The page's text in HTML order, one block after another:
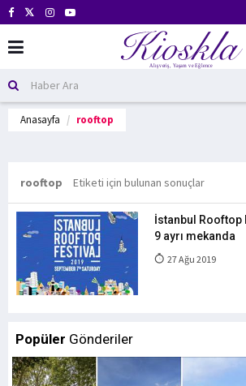
Anasayfa rooftop
rooftop Etiketi için bulunan sonuçlar
İstanbul Rooftop
9 ayrı mekanda
27 Ağu 2019
Popüler Gönderiler